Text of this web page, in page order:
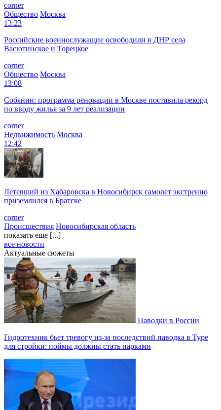
corner
Общество Москва
13:23
Российские военнослужащие освободили в ДНР села
Васютинское и Торецкое
corner
Общество Москва
13:08
Собянин: программа реновации в Москве поставила рекорд
по вводу жилья за 9 лет реализации
corner
Недвижимость Москва
12:42
Летевший из Хабаровска в Новосибирск самолет экстренно
приземлился в Братске
corner
Происшествия Новосибирская область
показать еще [...]
все новости
Актуальные сюжеты
Паводки в России
Гидротехник бьет тревогу из-за последствий паводка в Туре
для стройки: поймы должны стать парками